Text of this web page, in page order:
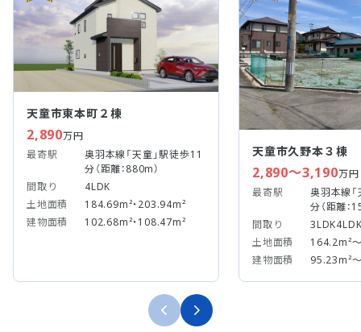
天童市東本町２棟
2,890万円
最寄駅
奥羽本線「天童」駅徒歩11
分（距離：880m）
間取り
4LDK
土地面積
184.69m²・203.94m²
建物面積
102.68m²・108.47m²
天童市久野本３棟
2,890～3,190万円
最寄駅
奥羽本線
分（距離：
間取り
土地面積
164.2m²
建物面積
95.23m²